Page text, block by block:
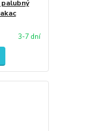
3-7 dní